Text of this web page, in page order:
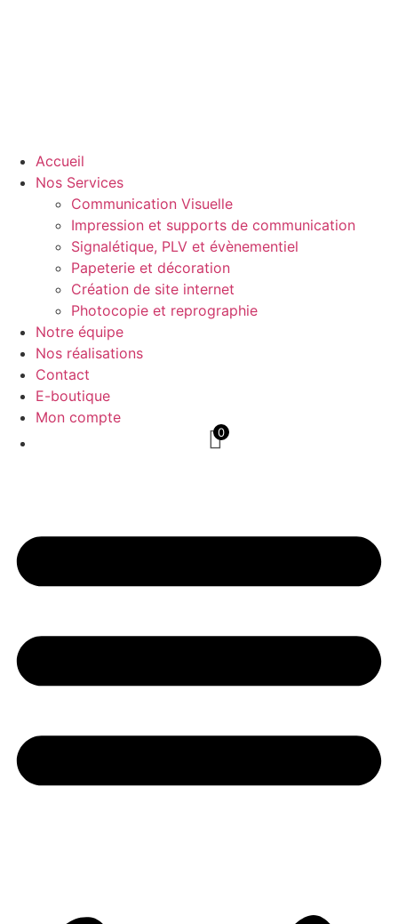
Accueil
Nos Services
Communication Visuelle
Impression et supports de communication
Signalétique, PLV et évènementiel
Papeterie et décoration
Création de site internet
Photocopie et reprographie
Notre équipe
Nos réalisations
Contact
E-boutique
Mon compte
0